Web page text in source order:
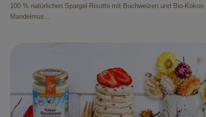
100 % natürlichen Spargel-Risotto mit Buchweizen und Bio-Kokos-
Mandelmus...